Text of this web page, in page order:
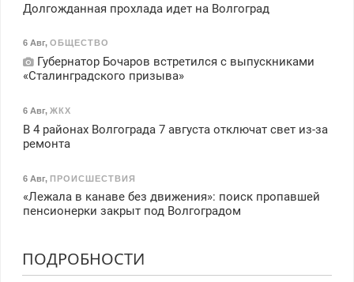
Долгожданная прохлада идет на Волгоград
6 Авг, ОБЩЕСТВО
Губернатор Бочаров встретился с выпускниками
«Сталинградского призыва»
6 Авг, ЖКХ
В 4 районах Волгограда 7 августа отключат свет из-за
ремонта
6 Авг, ПРОИСШЕСТВИЯ
«Лежала в канаве без движения»: поиск пропавшей
пенсионерки закрыт под Волгоградом
ПОДРОБНОСТИ